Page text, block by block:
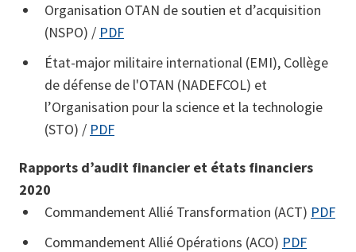
Organisation OTAN de soutien et d’acquisition
(NSPO) / PDF
État-major militaire international (EMI), Collège
de défense de l'OTAN (NADEFCOL) et
l’Organisation pour la science et la technologie
(STO) / PDF
Rapports d’audit financier et états financiers
2020
Commandement Allié Transformation (ACT) PDF
Commandement Allié Opérations (ACO) PDF